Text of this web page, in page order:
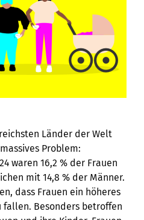
Länder der Welt
Problem:
waren 16,2 % der Frauen
mit 14,8 % der Männer.
dass Frauen ein höheres
fallen. Besonders betroffen